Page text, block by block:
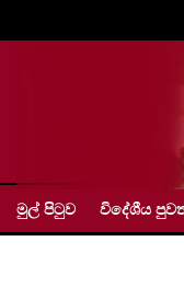
මුල් පිටුව විදේශීය